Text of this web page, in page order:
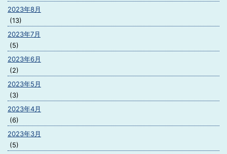
2023年8月
(13)
2023年7月
(5)
2023年6月
(2)
2023年5月
(3)
2023年4月
(6)
2023年3月
(5)